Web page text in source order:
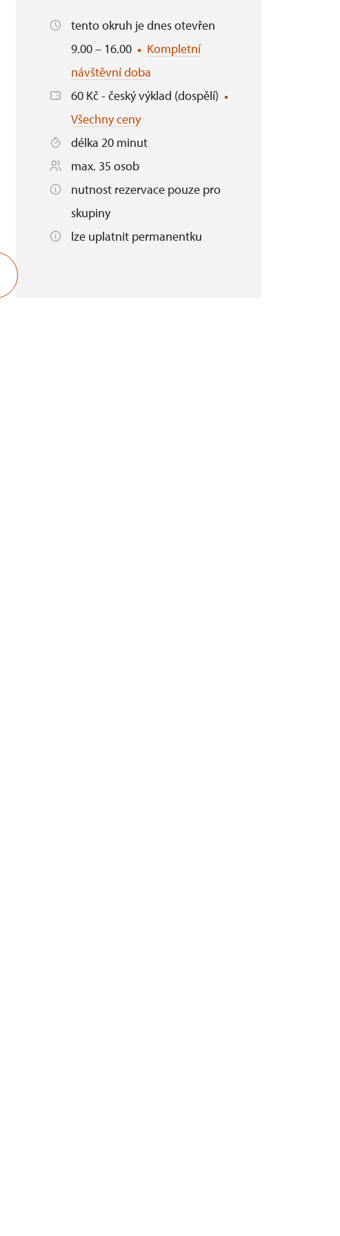
tento okruh je dnes otevřen
9.00 – 16.00
Kompletní
návštěvní doba
60 Kč - český výklad (dospělí)
Všechny ceny
délka 20 minut
max. 35 osob
nutnost rezervace pouze pro
skupiny
lze uplatnit permanentku